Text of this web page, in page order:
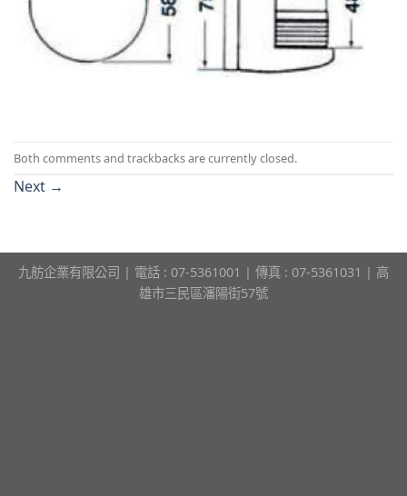
Both comments and trackbacks are currently closed.
Next →
九舫企業有限公司 | 電話 : 07-5361001 | 傳真 : 07-5361031 | 高
雄市三民區瀋陽街57號